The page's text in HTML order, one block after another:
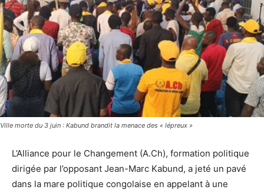
Ville morte du 3 juin : Kabund brandit la menace des « lépreux »
L’Alliance pour le Changement (A.Ch), formation politique
dirigée par l’opposant Jean-Marc Kabund, a jeté un pavé
dans la mare politique congolaise en appelant à une